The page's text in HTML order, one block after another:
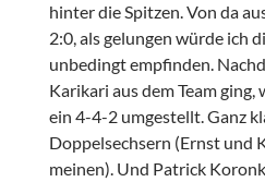
hinter die Spitzen. Von da
2:0, als gelungen würde ich
unbedingt empfinden.
Karikari aus dem Team ging,
ein 4-4-2 umgestellt. Ganz
Doppelsechsern (Ernst und
meinen). Und Patrick